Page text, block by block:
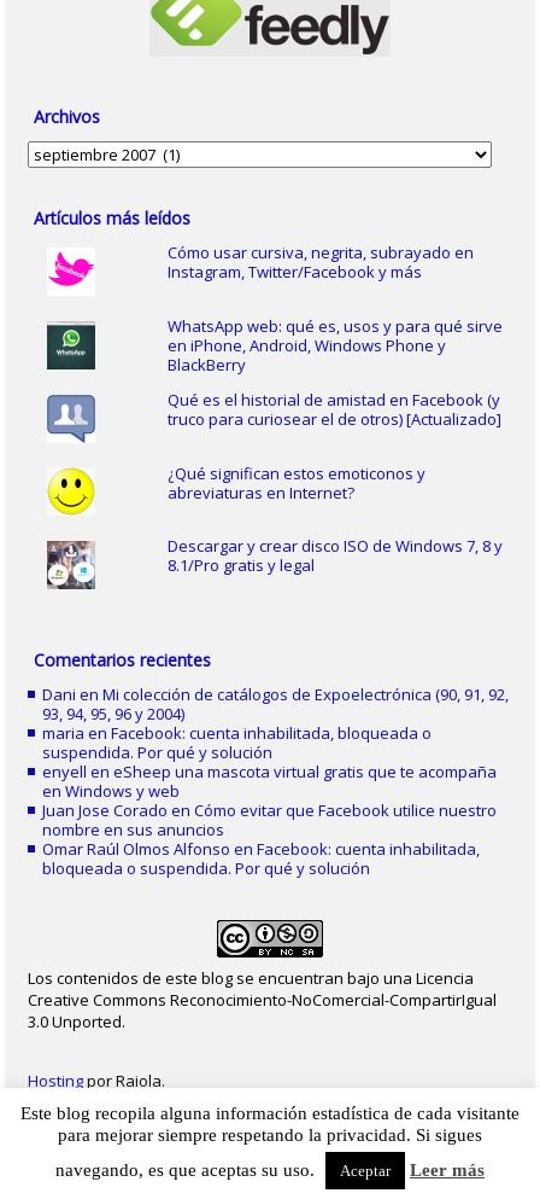
Archivos
Archivos
Artículos más leídos
Cómo usar cursiva, negrita, subrayado en
Instagram, Twitter/Facebook y más
WhatsApp web: qué es, usos y para qué sirve
en iPhone, Android, Windows Phone y
BlackBerry
Qué es el historial de amistad en Facebook (y
truco para curiosear el de otros) [Actualizado]
¿Qué significan estos emoticonos y
abreviaturas en Internet?
Descargar y crear disco ISO de Windows 7, 8 y
8.1/Pro gratis y legal
Comentarios recientes
Dani enMi colección de catálogos de Expoelectrónica (90, 91, 92,
93, 94, 95, 96 y 2004)
maria enFacebook: cuenta inhabilitada, bloqueada o
suspendida. Por qué y solución
enyell eneSheep una mascota virtual gratis que te acompaña
en Windows y web
Juan Jose Corado enCómo evitar que Facebook utilice nuestro
nombre en sus anuncios
Omar Raúl Olmos Alfonso enFacebook: cuenta inhabilitada,
bloqueada o suspendida. Por qué y solución
Los contenidos de este blog se encuentran bajo una Licencia
Creative Commons Reconocimiento-NoComercial-CompartirIgual
3.0 Unported.
Hostingpor Raiola.
2023 - Christian Delgado von Eitzen|Inicio | Contacto | Mapa web|Aviso legal
|
Privacidad Cookies
Este blog recopila alguna información estadística de cada visitante
para mejorar siempre respetando la privacidad. Si sigues
navegando, es que aceptas su uso.
Aceptar Leer más